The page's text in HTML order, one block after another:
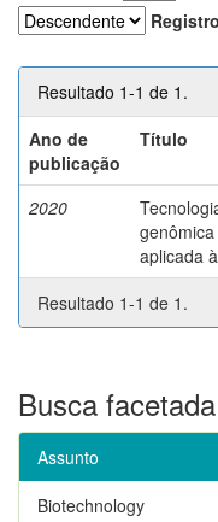
Resultado 1-1 de 1.
Ano de
publicação
Título
2020
aplicada
Resultado 1-1 de 1.
Busca facetada
Assunto
Biotechnology